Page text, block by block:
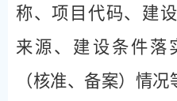
称、项目代码、建
来源、建设条件落
（核准、备案）情况